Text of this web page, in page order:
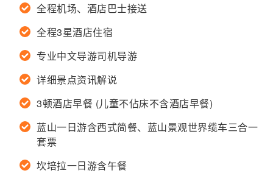
全程机场、酒店巴士接送
全程3星酒店住宿
专业中文导游司机导游
详细景点资讯解说
3顿酒店早餐 (儿童不佔床不含酒店早餐)
蓝山一日游含西式简餐、蓝山景观世界缆车三合一
套票
坎培拉一日游含午餐